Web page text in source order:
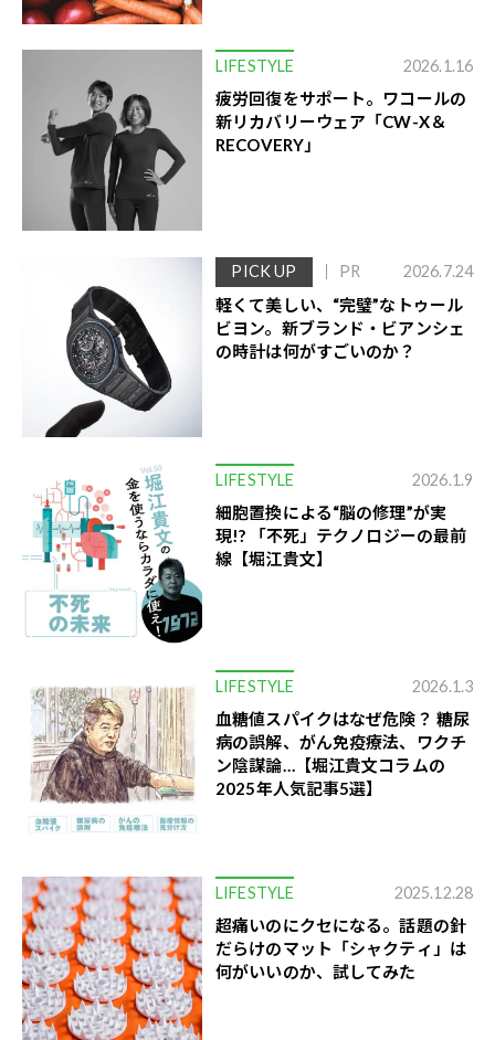
LIFESTYLE 2026.1.16
疲労回復をサポート。ワコールの
新リカバリーウェア「CW-X＆
RECOVERY」
PICK UP PR 2026.7.24
軽くて美しい、“完璧”なトゥール
ビヨン。新ブランド・ビアンシェ
の時計は何がすごいのか？
LIFESTYLE 2026.1.9
細胞置換による“脳の修理”が実
現!? 「不死」テクノロジーの最前
線【堀江貴文】
LIFESTYLE 2026.1.3
血糖値スパイクはなぜ危険？ 糖尿
病の誤解、がん免疫療法、ワクチ
ン陰謀論…【堀江貴文コラムの
2025年人気記事5選】
LIFESTYLE 2025.12.28
超痛いのにクセになる。話題の針
だらけのマット「シャクティ」は
何がいいのか、試してみた